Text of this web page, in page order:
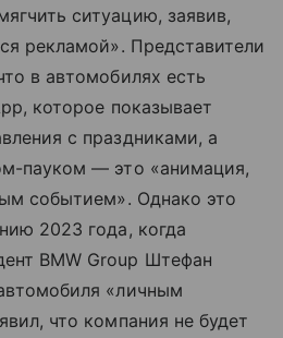
ситуацию, заявив,
рекламой». Представители
в автомобилях есть
которое показывает
с праздниками, а
пауком — это «анимация,
событием». Однако это
2023 года, когда
BMW Group Штефан
«личным
что компания не будет